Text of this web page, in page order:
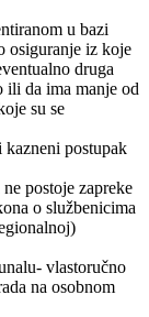
u bazi
osiguranje iz koje
druga
ili da ima manje od
su se
postupak
postoje zapreke
o službenicima
vlastoručno
na osobnom